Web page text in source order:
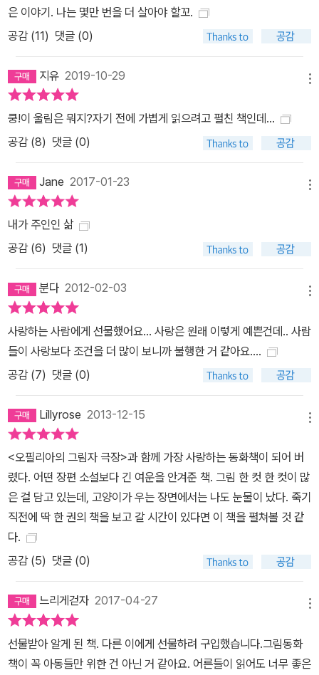
은 이야기. 나는 몇만 번을 더 살아야 할꼬.
공감 (11) 댓글 (0)
지유 2019-10-29
쿵!이 울림은 뭐지?자기 전에 가볍게 읽으려고 펼친 책인데...
공감 (8) 댓글 (0)
Jane 2017-01-23
내가 주인인 삶
공감 (6) 댓글 (1)
분다 2012-02-03
사랑하는 사람에게 선물했어요... 사랑은 원래 이렇게 예쁜건데.. 사람
들이 사랑보다 조건을 더 많이 보니까 불행한 거 같아요....
공감 (7) 댓글 (0)
Lillyrose 2013-12-15
<오필리아의 그림자 극장>과 함께 가장 사랑하는 동화책이 되어 버
렸다. 어떤 장편 소설보다 긴 여운을 안겨준 책. 그림 한 컷 한 컷이 많
은 걸 담고 있는데, 고양이가 우는 장면에서는 나도 눈물이 났다. 죽기
직전에 딱 한 권의 책을 보고 갈 시간이 있다면 이 책을 펼쳐볼 것 같
다.
공감 (5) 댓글 (0)
느리게걷자 2017-04-27
선물받아 알게 된 책. 다른 이에게 선물하려 구입했습니다.그림동화
책이 꼭 아동들만 위한 건 아닌 거 같아요. 어른들이 읽어도 너무 좋은